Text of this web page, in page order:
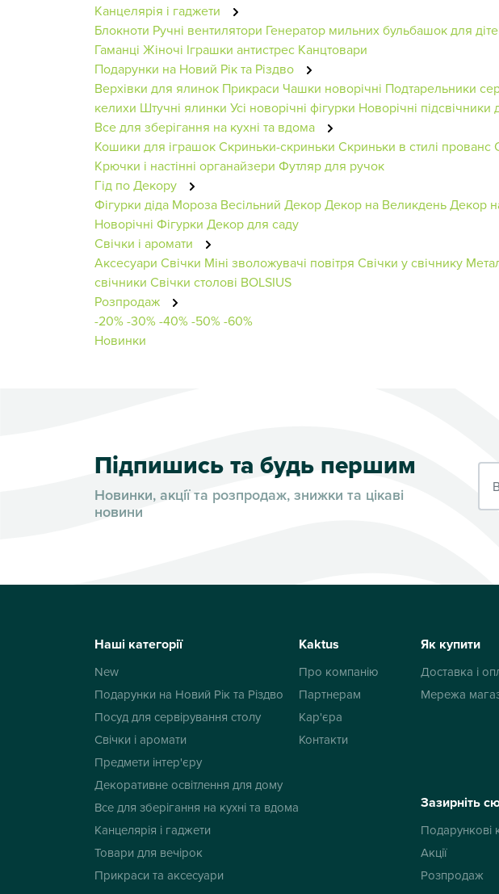
Канцелярія і гаджети
Блокноти Ручні вентилятори Генератор мильних бульбашок для
Гаманці Жіночі Іграшки антистрес Канцтовари
Подарунки на Новий Рік та Різдво
Верхівки для ялинок Прикраси Чашки новорічні Подтарельники
келихи Штучні ялинки Усі новорічні фігурки Новорічні підсвічники
Все для зберігання на кухні та вдома
Кошики для іграшокСкриньки-скриньки Скриньки в стилі прованс
Крючки і настінні органайзери Футляр для ручок
Гід по Декору
Фігурки діда Мороза Весільний ДекорДекор на ВеликденьДекор
Новорічні Фігурки Декор для саду
Свічки і аромати
Аксесуари Свічки Міні зволожувачі повітря Свічки у свічнику
свічники Свічки столові BOLSIUS
Розпродаж
-20%-30%-40%-50%-60%
Новинки
Підпишись та будь першим
Новинки, акції та розпродаж, знижки та цікаві
новини
Наші категорії
New
Подарунки на Новий Рік та Різдво
Посуд для сервірування столу
Свічки і аромати
Предмети інтер'єру
Декоративне освітлення для дому
Все для зберігання на кухні та вдома
Канцелярія і гаджети
Товари для вечірок
Прикраси та аксесуари
Kaktus
Про компанію
Партнерам
Кар'єра
Контакти
Як купити
Доставка і
Мережа
Зазирніть
Подарункові
Акції
Розпродаж